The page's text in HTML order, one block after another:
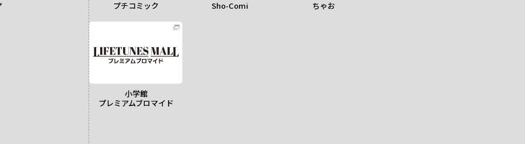
プチコミック Sho-Comi ちゃお
小学館
プレミアムブロマイド